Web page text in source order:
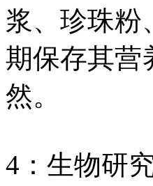
浆、珍珠粉
期保存其营
然。
4：生物研